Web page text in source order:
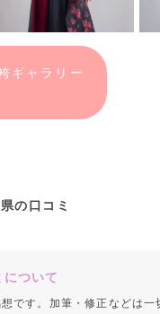
ギャラリー
の口コミ
ついて
です。加筆・修正などは一